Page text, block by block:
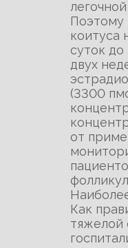
Поэтому
коитуса
суток
двух
(3300
от
Как
тяжелой